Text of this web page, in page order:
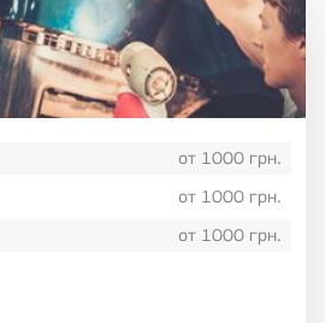
от 1000 грн.
от 1000 грн.
от 1000 грн.